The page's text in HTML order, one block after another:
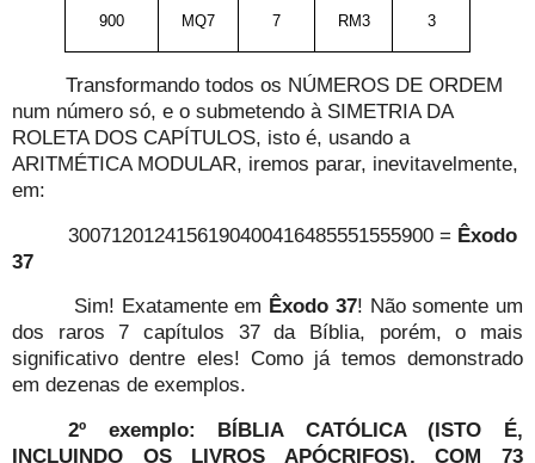
900 MQ7 7 RM3 3
Transformando todos os NÚMEROS DE ORDEM
num número só, e o submetendo à SIMETRIA DA
ROLETA DOS CAPÍTULOS, isto é, usando a
ARITMÉTICA MODULAR, iremos parar, inevitavelmente,
em:
3007120124156190400416485551555900 = Êxodo
37
Sim! Exatamente em Êxodo 37! Não somente um
dos raros 7 capítulos 37 da Bíblia, porém, o mais
significativo dentre eles! Como já temos demonstrado
em dezenas de exemplos.
2º exemplo: BÍBLIA CATÓLICA (ISTO É,
INCLUINDO OS LIVROS APÓCRIFOS), COM 73